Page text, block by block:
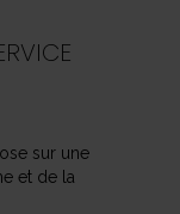
sur une
et de la